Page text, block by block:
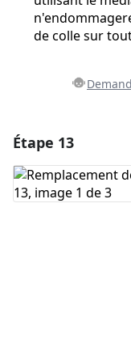
de colle sur
Ajouter un
Étape 13